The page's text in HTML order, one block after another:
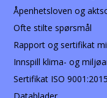
Åpenhetsloven og
Ofte stilte spørsmål
Rapport og sertifikat
Innspill klima- og
Sertifikat ISO 9001:2015